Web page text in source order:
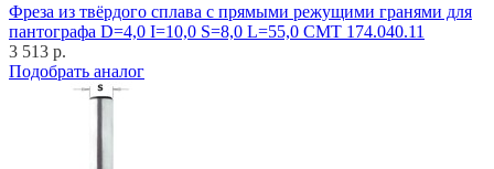
Фреза из твёрдого сплава с прямыми режущими гранями для
пантографа D=4,0 I=10,0 S=8,0 L=55,0 CMT 174.040.11
3 513 р.
Подобрать аналог